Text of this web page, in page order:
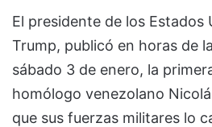
El presidente de los Estados
Trump, publicó en horas de
sábado 3 de enero, la
homólogo venezolano
que sus fuerzas militares lo